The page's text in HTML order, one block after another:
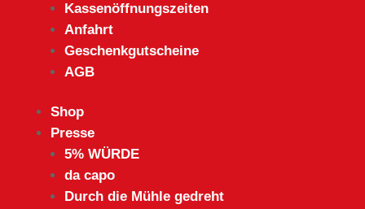
Kassenöffnungszeiten
Anfahrt
Geschenkgutscheine
AGB
Shop
Presse
5% WÜRDE
da capo
Durch die Mühle gedreht